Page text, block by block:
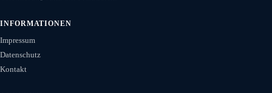
INFORMATIONEN
Impressum
Datenschutz
Kontakt